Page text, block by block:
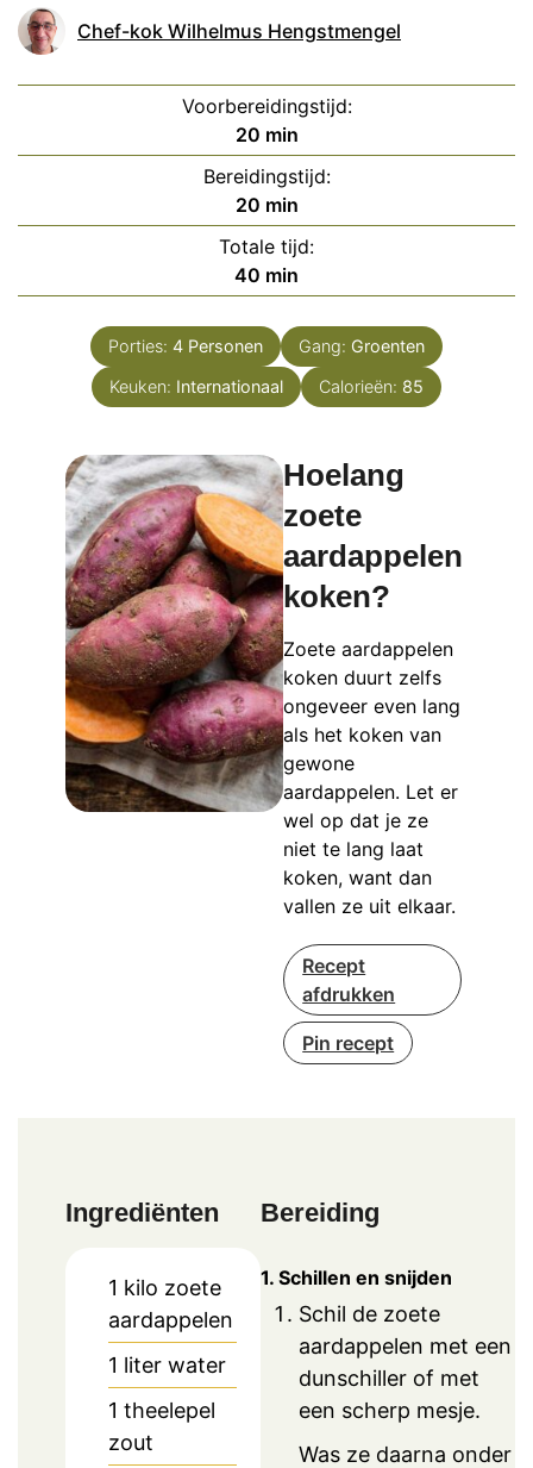
Chef-kok Wilhelmus Hengstmengel
Voorbereidingstijd:
20minuten
min
Bereidingstijd:
20minuten
min
Totale tijd:
40 minuten
min
Porties: 4 Personen Gang: Groenten
Keuken: Internationaal Calorieën: 85
Hoelang
zoete
aardappelen
koken?
Zoete aardappelen
koken duurt zelfs
ongeveer even lang
als het koken van
gewone
aardappelen. Let er
wel op dat je ze
niet te lang laat
koken, want dan
vallen ze uit elkaar.
Recept
afdrukken
Pin recept
Ingrediënten
1 kilo zoete
aardappelen
1 liter water
1 theelepel
zout
Bereiding
1. Schillen en snijden
Schil de zoete
aardappelen met een
dunschiller of met
een scherp mesje.
Was ze daarna onder